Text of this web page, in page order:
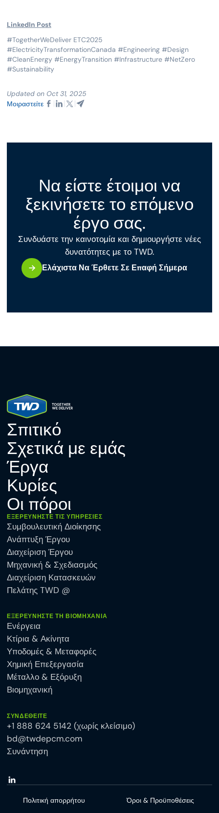
LinkedIn Post
#TogetherWeDeliver ETC2025
#ElectricityTransformationCanada #Engineering #Design
#CleanEnergy #EnergyTransition #Infrastructure #NetZero
#Sustainability
Updated on Oct 31, 2025
Μοιραστείτε
Να είστε έτοιμοι να
ξεκινήσετε το επόμενο
έργο σας.
Συνδυάστε την καινοτομία και δημιουργήστε νέες
δυνατότητες με το TWD.
Ελάχιστα Να Έρθετε Σε Επαφή Σήμερα
Σπιτικό
Σχετικά με εμάς
Έργα
Κυρίες
Οι πόροι
ΕΞΕΡΕΥΝΉΣΤΕ ΤΙΣ ΥΠΗΡΕΣΊΕΣ
Συμβουλευτική Διοίκησης
Ανάπτυξη Έργου
Διαχείριση Έργου
Μηχανική & Σχεδιασμός
Διαχείριση Κατασκευών
Πελάτης TWD @
ΕΞΕΡΕΥΝΉΣΤΕ ΤΗ ΒΙΟΜΗΧΑΝΊΑ
Ενέργεια
Κτίρια & Ακίνητα
Υποδομές & Μεταφορές
Χημική Επεξεργασία
Μέταλλο & Εξόρυξη
Βιομηχανική
ΣΥΝΔΕΘΕΊΤΕ
+1 888 624 5142 (χωρίς κλείσιμο)
bd@twdepcm.com
Συνάντηση
Πολιτική απορρήτου Όροι & Προϋποθέσεις